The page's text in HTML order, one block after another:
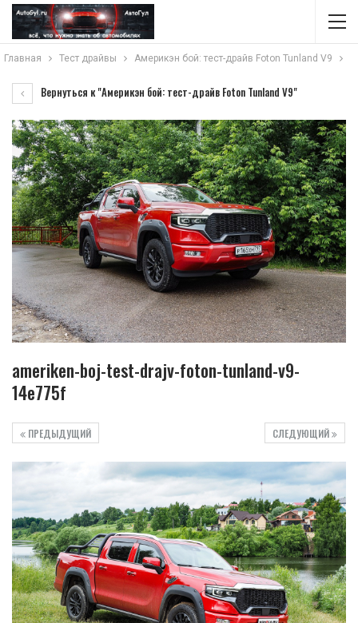
Главная Тест драйвы Америкэн бой: тест-драйв Foton Tunland V9
Вернуться к "Америкэн бой: тест-драйв Foton Tunland V9"
ameriken-boj-test-drajv-foton-tunland-v9-
14e775f
СЛЕДУЮЩИЙ
ПРЕДЫДУЩИЙ